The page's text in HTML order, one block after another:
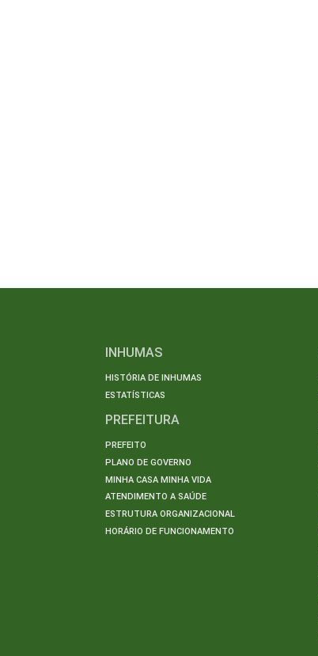
INHUMAS
HISTÓRIA DE INHUMAS
ESTATÍSTICAS
PREFEITURA
PREFEITO
PLANO DE GOVERNO
MINHA CASA MINHA VIDA
ATENDIMENTO A SAÚDE
ESTRUTURA ORGANIZACIONAL
HORÁRIO DE FUNCIONAMENTO